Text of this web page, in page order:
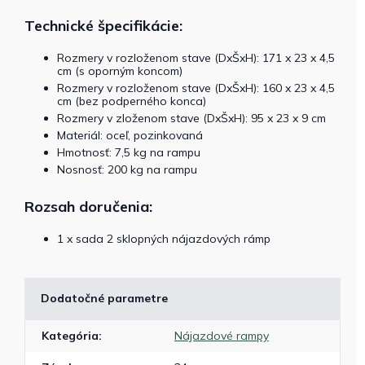
Technické špecifikácie:
Rozmery v rozloženom stave (DxŠxH): 171 x 23 x 4,5
cm (s oporným koncom)
Rozmery v rozloženom stave (DxŠxH): 160 x 23 x 4,5
cm (bez podperného konca)
Rozmery v zloženom stave (DxŠxH): 95 x 23 x 9 cm
Materiál: oceľ, pozinkovaná
Hmotnosť: 7,5 kg na rampu
Nosnosť: 200 kg na rampu
Rozsah doručenia:
1 x sada 2 sklopných nájazdových rámp
Dodatočné parametre
Kategória: Nájazdové rampy